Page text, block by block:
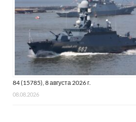
84 (15785), 8 августа 2026 г.
08.08.2026